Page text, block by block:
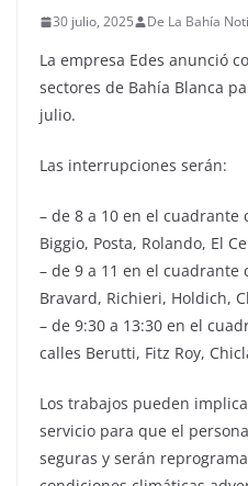
30 julio, 2025 De La Bahía
La empresa Edes anunció
sectores de Bahía Blanca
julio.
Las interrupciones serán:
– de 8 a 10 en el
Biggio, Posta, Rolando, El
– de 9 a 11 en el
Bravard, Richieri, Holdich,
– de 9:30 a 13:30 en el
calles Berutti, Fitz Roy,
Los trabajos pueden
servicio para que el
seguras y serán